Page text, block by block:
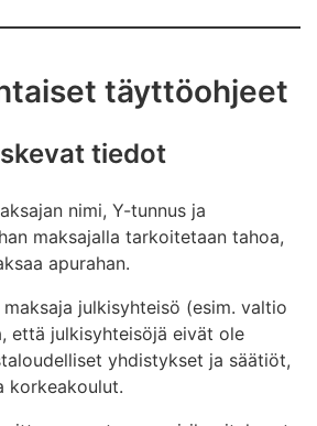
täyttöohjeet
tiedot
nimi, Y-tunnus ja
maksajalla tarkoitetaan tahoa,
apurahan.
julkisyhteisö (esim. valtio
että julkisyhteisöjä eivät ole
yhdistykset ja säätiöt,
korkeakoulut.